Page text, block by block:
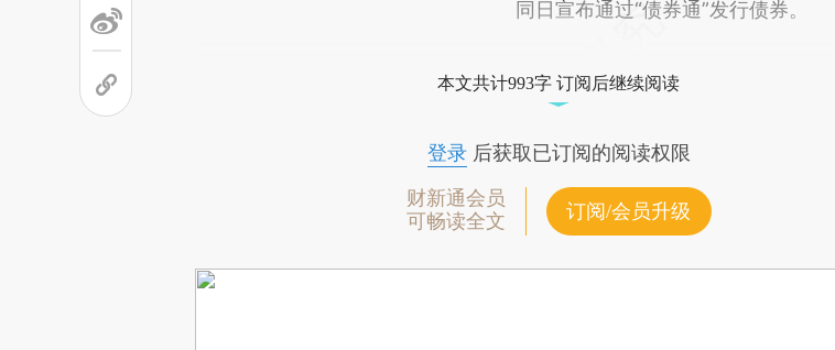
同日宣布通过“债券通”发行债券。
本文共计993字 订阅后继续阅读
登录后获取已订阅的阅读权限
财新通会员
可畅读全文
订阅/会员升级